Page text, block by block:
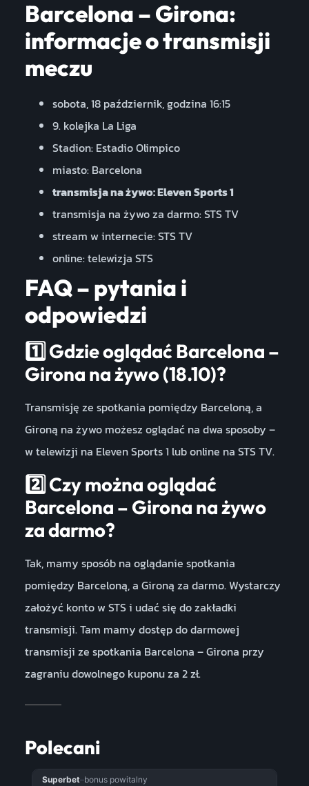
Barcelona – Girona:
informacje o transmisji
meczu
sobota, 18 październik, godzina 16:15
9. kolejka La Liga
Stadion: Estadio Olimpico
miasto: Barcelona
transmisja na żywo: Eleven Sports 1
transmisja na żywo za darmo: STS TV
stream w internecie: STS TV
online: telewizja STS
FAQ – pytania i
odpowiedzi
1️⃣Gdzie oglądać Barcelona –
Girona na żywo (18.10)?
Transmisję ze spotkania pomiędzy Barceloną, a
Gironą na żywo możesz oglądać na dwa sposoby –
w telewizji na Eleven Sports 1 lub online na STS TV.
2️⃣Czy można oglądać
Barcelona – Girona na żywo
za darmo?
Tak, mamy sposób na oglądanie spotkania
pomiędzy Barceloną, a Gironą za darmo. Wystarczy
założyć konto w STS i udać się do zakładki
transmisji. Tam mamy dostęp do darmowej
transmisji ze spotkania Barcelona – Girona przy
zagraniu dowolnego kuponu za 2 zł.
Polecani
Superbet–bonus powitalny